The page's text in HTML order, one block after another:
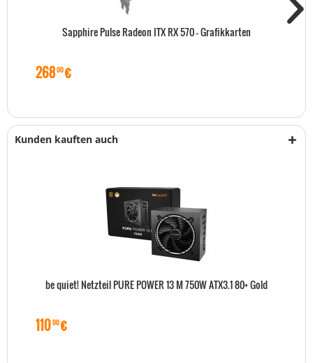
Sapphire Pulse Radeon ITX RX 570 - Grafikkarten
26800€
Kunden kauften auch
be quiet! Netzteil PURE POWER 13 M 750W ATX3.1 80+ Gold
11000€